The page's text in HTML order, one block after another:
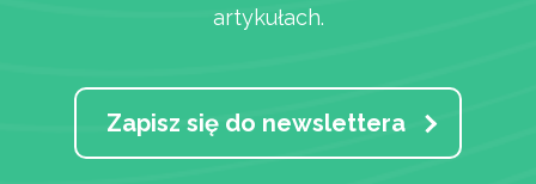
artykułach.
Zapisz się do newslettera